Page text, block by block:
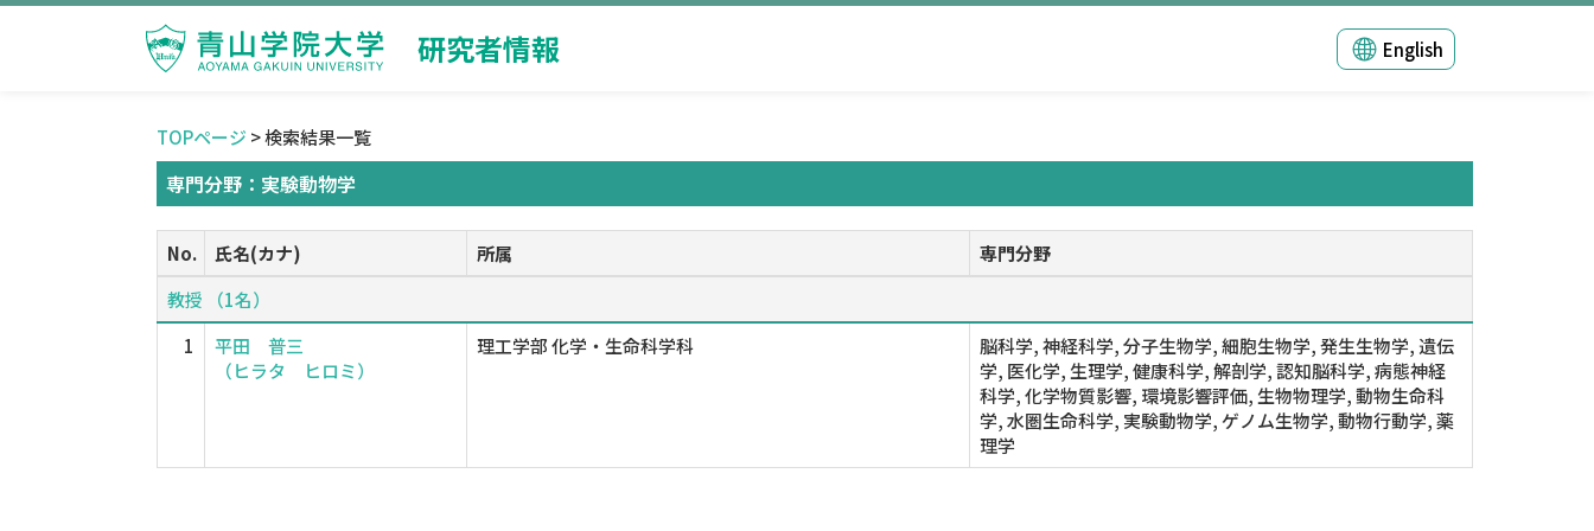
研究者情報 English
TOPページ > 検索結果一覧
専門分野：実験動物学
No. 氏名(カナ) 所属
専門分野
教授 （1名）
1
平田 普三
（ヒラタ ヒロミ）
理工学部 化学・生命科学科
脳科学, 神経科学, 分子生物学, 細胞生物学, 発生生物学, 遺伝
学, 医化学, 生理学, 健康科学, 解剖学, 認知脳科学, 病態神経
科学, 化学物質影響, 環境影響評価, 生物物理学, 動物生命科
学, 水圏生命科学, 実験動物学, ゲノム生物学, 動物行動学, 薬
理学